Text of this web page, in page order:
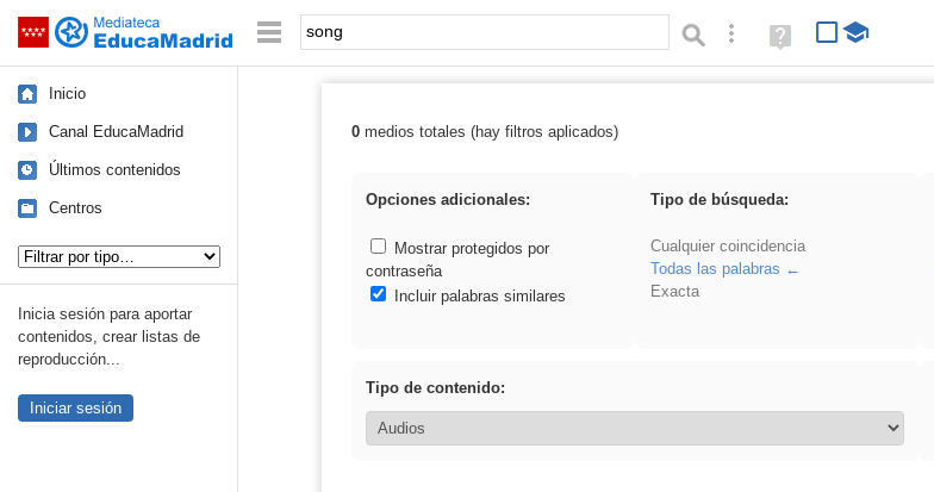
Saltar navegación Palabra o frase: Búsqueda avanzada
Ayuda
(en
Inicio
Canal EducaMadrid
Últimos contenidos
Centros
Inicia sesión para aportar
contenidos, crear listas de
reproducción...
Iniciar sesión
Resultados de: song
0medios totales (hay filtros aplicados)
Opciones adicionales:
Mostrar protegidos por
contraseña
Incluir palabras similares
Tipo de búsqueda:
Cualquier coincidencia
Todas las palabras
Exacta
Tipo de contenido: